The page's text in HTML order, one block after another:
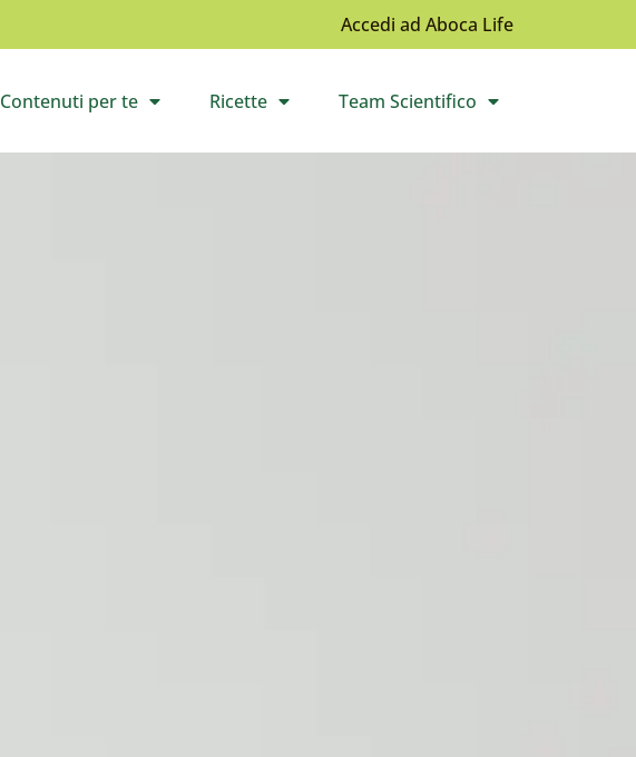
Accedi ad Aboca Life
Apri il sottomenù
Contenuti per te Apri il sottomenù
Ricette Apri il sottomenù
Team Scientifico